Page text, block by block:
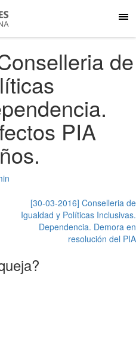
de
PIA
[30-03-2016] Conselleria de
Igualdad y Políticas Inclusivas.
Dependencia. Demora en
resolución del PIA